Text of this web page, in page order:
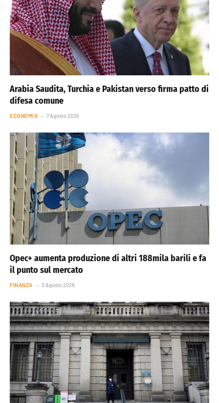
Arabia Saudita, Turchia e Pakistan verso firma patto di
difesa comune
ECONOMIA 7 Agosto 2026
Opec+ aumenta produzione di altri 188mila barili e fa
il punto sul mercato
FINANZA 3 Agosto 2026